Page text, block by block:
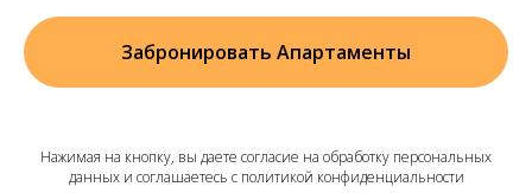
Забронировать Апартаменты
Нажимая на кнопку, вы даете согласие на обработку персональных
данных и соглашаетесь c политикой конфиденциальности